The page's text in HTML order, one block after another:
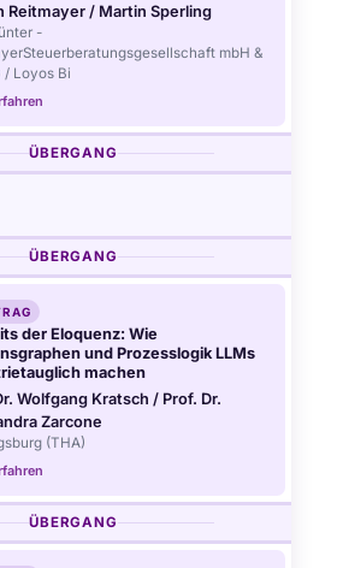
Reitmayer / Martin Sperling
-
mbH &
/ Loyos Bi
ÜBERGANG
ÜBERGANG
der Eloquenz: Wie
und Prozesslogik LLMs
machen
Wolfgang Kratsch / Prof. Dr.
Zarcone
(THA)
ÜBERGANG